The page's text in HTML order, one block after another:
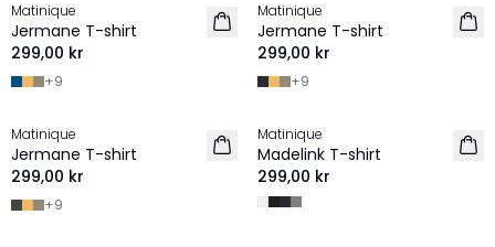
2 for 500 SEK
Matinique
Jermane T-shirt
299,00 kr
+9
2 for 500 SEK
Matinique
Jermane T-shirt
299,00 kr
+9
2 for 500 SEK
Matinique
Jermane T-shirt
299,00 kr
+9
2 for 500 SEK
Matinique
Madelink T-shirt
299,00 kr